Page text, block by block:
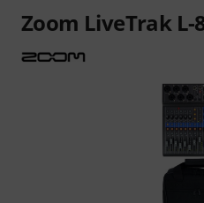
Zoom LiveTrak L-